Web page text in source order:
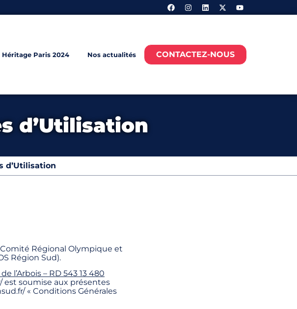
Héritage Paris 2024 Nos actualités CONTACTEZ-NOUS
d’Utilisation
d’Utilisation
Régional Olympique et
Région Sud).
l’Arbois – RD 543 13 480
est soumise aux présentes
« Conditions Générales